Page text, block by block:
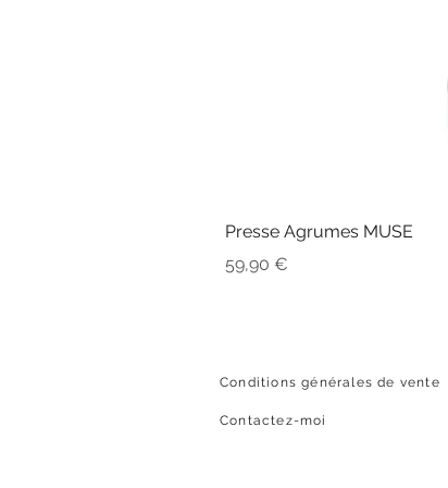
Presse Agrumes MUSE
Prix
59,90 €
Conditions générales de vente
Contactez-moi